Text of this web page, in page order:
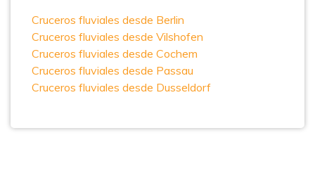
Cruceros fluviales desde Berlin
Cruceros fluviales desde Vilshofen
Cruceros fluviales desde Cochem
Cruceros fluviales desde Passau
Cruceros fluviales desde Dusseldorf